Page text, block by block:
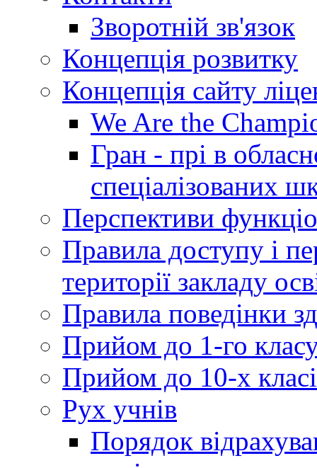
Зворотній зв'язок
Концепція розвитку
Концепція сайту
We Are the
Гран - прі в
спеціалізованих
Перспективи
Правила доступу і
території закладу
Правила поведінки
Прийом до 1-го
Прийом до 10-х
Рух учнів
Порядок